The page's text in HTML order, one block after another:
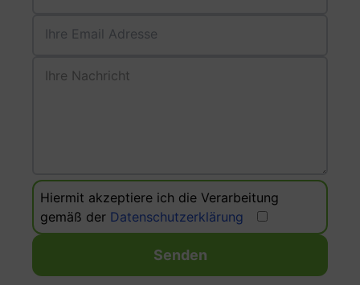
Ihre Email Adresse
Ihre Nachricht
Hiermit akzeptiere ich die Verarbeitung
gemäß der Datenschutzerklärung
Senden